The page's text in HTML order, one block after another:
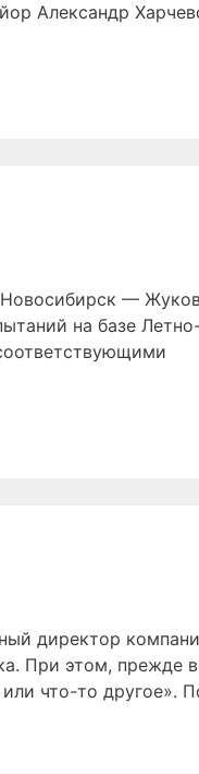
Александр
—
на базе
директор
При этом, прежде
или что-то другое».